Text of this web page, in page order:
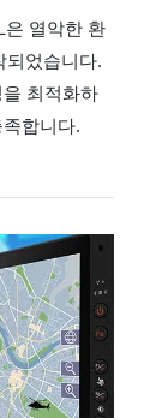
열악한 환
되었습니다.
최적화하
합니다.